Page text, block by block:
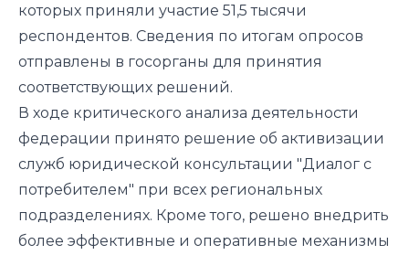
которых приняли участие 51,5 тысячи
респондентов. Сведения по итогам опросов
отправлены в госорганы для принятия
соответствующих решений.
В ходе критического анализа деятельности
федерации принято решение об активизации
служб юридической консультации "Диалог с
потребителем" при всех региональных
подразделениях. Кроме того, решено внед­рить
более эффективные и оперативные механизмы